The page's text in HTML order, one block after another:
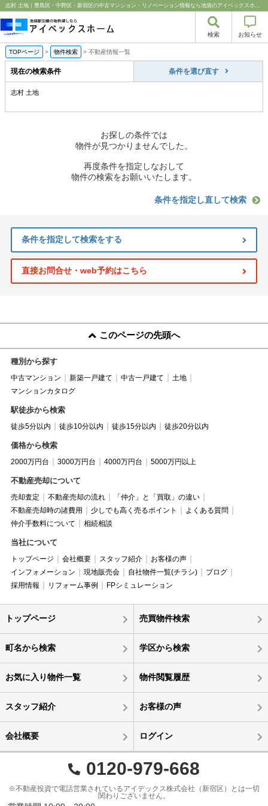
志村 土地｜豊島区・中野区・新宿区の中古マンション・リノベーション情報なら池袋のアイベックスホーム！
検索 お知らせ
TOPページ > 物件検索 > 不動産情報一覧
現在の検索条件 条件を選び直す
志村 土地
お探しの条件では
物件が見つかりませんでした。
再度条件を指定しなおして
物件の検索をお願いいたします。
条件を指定し直して検索
条件を指定して検索をする
直接お問合せ・web予約はこちら
このページの先頭へ
種別から探す
中古マンション 新築一戸建て 中古一戸建て
土地
マンションカタログ
駅徒歩から検索
徒歩5分以内 徒歩10分以内 徒歩15分以内 徒歩20分以内
価格から検索
2000万円台 3000万円台 4000万円台 5000万円以上
不動産売却について
売却査定 不動産売却の流れ
「仲介」と「買取」の違い
不動産売却時の諸費用
少しでも高く売るポイント
よくある質問
仲介手数料について
相続相談
当社について
トップページ 会社概要 スタッフ紹介
お客様の声
インフォメーション
現地販売会 自社物件一覧(チラシ)
ブログ
採用情報
リフォーム事例 FPシミュレーション
トップページ 売買物件検索
町名から検索 学区から検索
お気に入り物件一覧 物件閲覧履歴
スタッフ紹介 お客様の声
会社概要 ログイン
0120-979-668
※不動産投資で電話営業されているアイデックス株式会社（新宿区）とは一切
関わりございません。